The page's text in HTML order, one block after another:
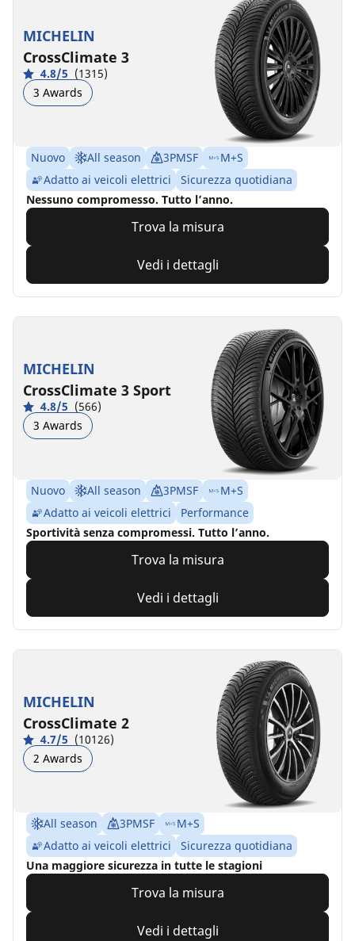
MICHELIN
CrossClimate 3
4.8/5 (1315)
3 Awards
Nuovo All season 3PMSF
M+S
Adatto ai veicoli elettrici
Sicurezza quotidiana
Nessuno compromesso. Tutto l’anno.
Trova la misura
Vedi i dettagli
MICHELIN
CrossClimate 3 Sport
4.8/5 (566)
3 Awards
Nuovo All season 3PMSF
M+S
Adatto ai veicoli elettrici
Performance
Sportività senza compromessi. Tutto l’anno.
Trova la misura
Vedi i dettagli
MICHELIN
CrossClimate 2
4.7/5 (10126)
2 Awards
All season 3PMSF
M+S
Adatto ai veicoli elettrici
Sicurezza quotidiana
Una maggiore sicurezza in tutte le stagioni
Trova la misura
Vedi i dettagli